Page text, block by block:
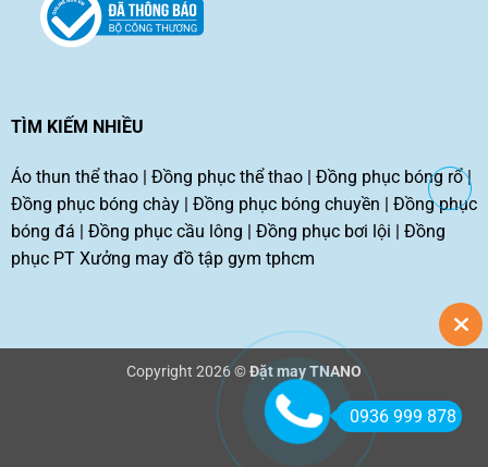
TÌM KIẾM NHIỀU
Áo thun thể thao| Đồng phục thể thao| Đồng phục bóng rổ|
Đồng phục bóng chày| Đồng phục bóng chuyền | Đồng phục
bóng đá | Đồng phục cầu lông | Đồng phục bơi lội | Đồng
phục PT Xưởng may đồ tập gym tphcm
Copyright 2026 ©Đặt may TNANO
0936 999 878